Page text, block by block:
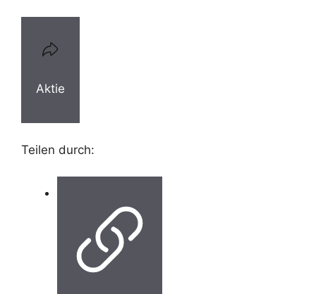
Aktie
Teilen durch: